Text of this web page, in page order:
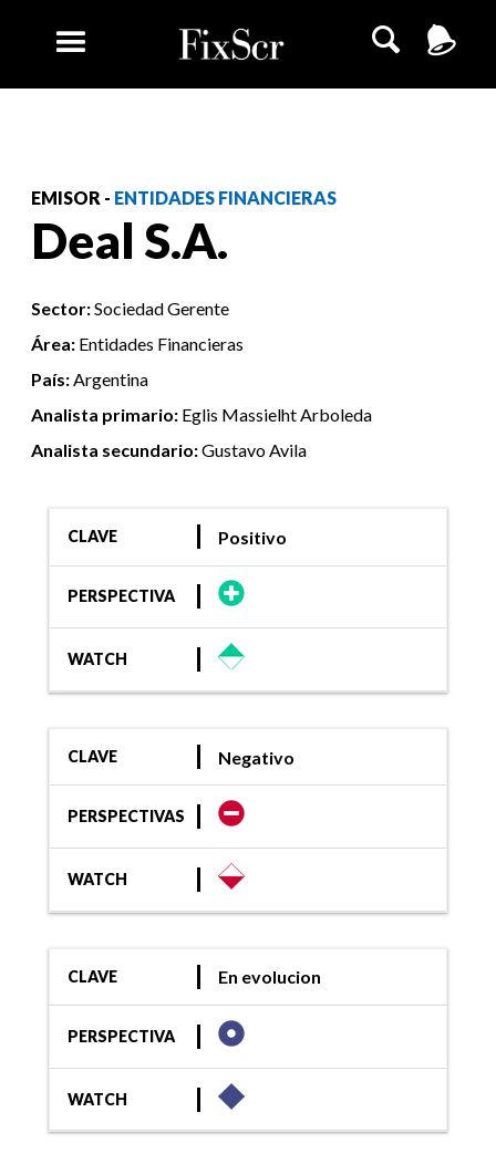
EMISOR - ENTIDADES FINANCIERAS
Deal S.A.
Sector:Sociedad Gerente
Área: Entidades Financieras
País:Argentina
Analista primario: Eglis Massielht Arboleda
Analista secundario:Gustavo Avila
CLAVE Positivo
PERSPECTIVA
WATCH
CLAVE Negativo
PERSPECTIVAS
WATCH
CLAVE En evolucion
PERSPECTIVA
WATCH